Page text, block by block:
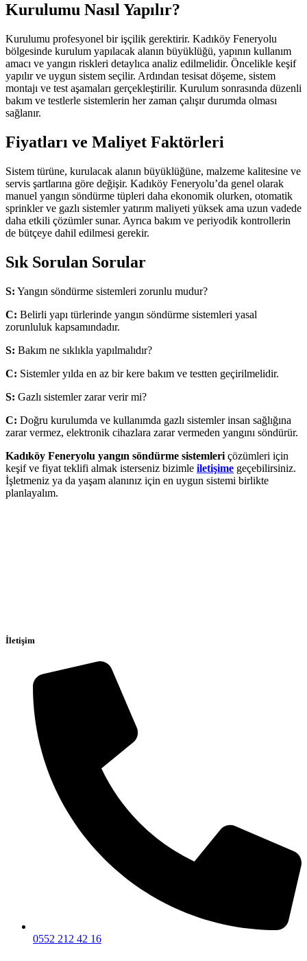
Kurulumu Nasıl Yapılır?
Kurulumu profesyonel bir işçilik gerektirir. Kadıköy Feneryolu
bölgesinde kurulum yapılacak alanın büyüklüğü, yapının kullanım
amacı ve yangın riskleri detaylıca analiz edilmelidir. Öncelikle keşif
yapılır ve uygun sistem seçilir. Ardından tesisat döşeme, sistem
montajı ve test aşamaları gerçekleştirilir. Kurulum sonrasında düzenli
bakım ve testlerle sistemlerin her zaman çalışır durumda olması
sağlanır.
Fiyatları ve Maliyet Faktörleri
Sistem türüne, kurulacak alanın büyüklüğüne, malzeme kalitesine ve
servis şartlarına göre değişir. Kadıköy Feneryolu’da genel olarak
manuel yangın söndürme tüpleri daha ekonomik olurken, otomatik
sprinkler ve gazlı sistemler yatırım maliyeti yüksek ama uzun vadede
daha etkili çözümler sunar. Ayrıca bakım ve periyodik kontrollerin
de bütçeye dahil edilmesi gerekir.
Sık Sorulan Sorular
S: Yangın söndürme sistemleri zorunlu mudur?
C: Belirli yapı türlerinde yangın söndürme sistemleri yasal
zorunluluk kapsamındadır.
S: Bakım ne sıklıkla yapılmalıdır?
C: Sistemler yılda en az bir kere bakım ve testten geçirilmelidir.
S: Gazlı sistemler zarar verir mi?
C: Doğru kurulumda ve kullanımda gazlı sistemler insan sağlığına
zarar vermez, elektronik cihazlara zarar vermeden yangını söndürür.
Kadıköy Feneryolu yangın söndürme sistemleri çözümleri için
keşif ve fiyat teklifi almak isterseniz bizimle iletişime geçebilirsiniz.
İşletmeniz ya da yaşam alanınız için en uygun sistemi birlikte
planlayalım.
İletişim
0552 212 42 16